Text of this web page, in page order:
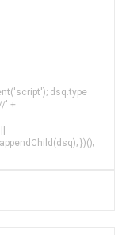
dsq.type
' +
})();